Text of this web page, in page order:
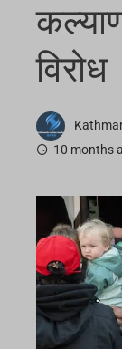
विरोध
10 months